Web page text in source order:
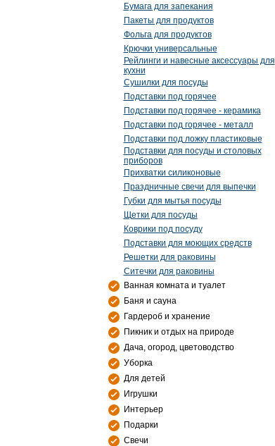
Бумага для запекания
Пакеты для продуктов
Фольга для продуктов
Крючки универсальные
Рейлинги и навесные аксессуары для
кухни
Сушилки для посуды
Подставки под горячее
Подставки под горячее - керамика
Подставки под горячее - металл
Подставки под ложку пластиковые
Подставки для посуды и столовых
приборов
Прихватки силиконовые
Праздничные свечи для выпечки
Губки для мытья посуды
Щетки для посуды
Коврики под посуду
Подставки для моющих средств
Решетки для раковины
Ситечки для раковины
Ванная комната и туалет
Баня и сауна
Гардероб и хранение
Пикник и отдых на природе
Дача, огород, цветоводство
Уборка
Для детей
Игрушки
Интерьер
Подарки
Свечи